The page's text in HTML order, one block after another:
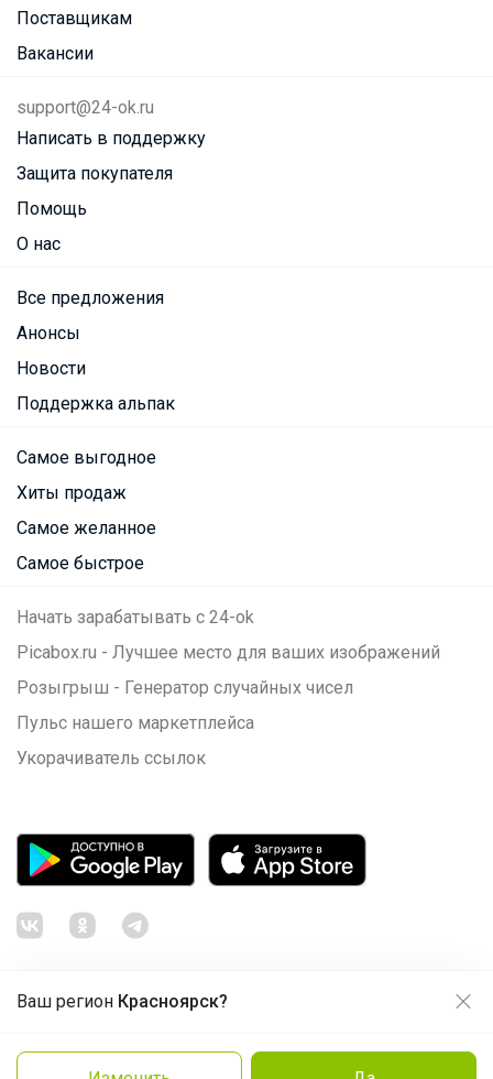
Ваш регион Красноярск?
Поставщикам
Вакансии
support@24-ok.ru
Написать в поддержку
Защита покупателя
Помощь
О нас
Все предложения
Анонсы
Новости
Поддержка альпак
Самое выгодное
Хиты продаж
Самое желанное
Самое быстрое
Начать зарабатывать с 24-ok
Picabox.ru - Лучшее место для ваших изображений
Розыгрыш - Генератор случайных чисел
Пульс нашего маркетплейса
Укорачиватель ссылок
Политика конфиденциальности
Продолжая использовать этот сайт и нажимая кнопку